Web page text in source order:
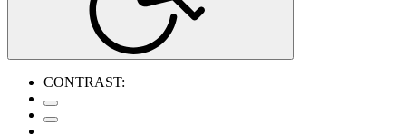
CONTRAST: